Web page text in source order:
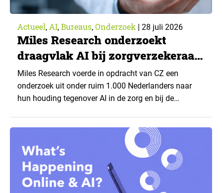
Actueel, AI, Bureaus, Onderzoek | 28 juli 2026
Miles Research onderzoekt
draagvlak AI bij zorgverzekeraar
CZ
Miles Research voerde in opdracht van CZ een
onderzoek uit onder ruim 1.000 Nederlanders naar
hun houding tegenover AI in de zorg en bij de
toepassingen, en waar trekken zij een grens? Dit
artikel is aangeleverd door kennispartner Miles
Research. ▼ De uitkomsten zijn…